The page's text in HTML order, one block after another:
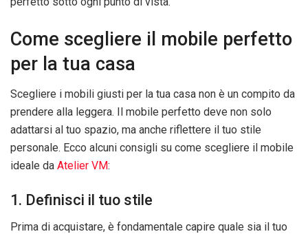
Come scegliere il mobile perfetto
per la tua casa
Scegliere i mobili giusti per la tua casa non è un compito da
prendere alla leggera. Il mobile perfetto deve non solo
adattarsi al tuo spazio, ma anche riflettere il tuo stile
personale. Ecco alcuni consigli su come scegliere il mobile
ideale da Atelier VM:
1. Definisci il tuo stile
Prima di acquistare, è fondamentale capire quale sia il tuo